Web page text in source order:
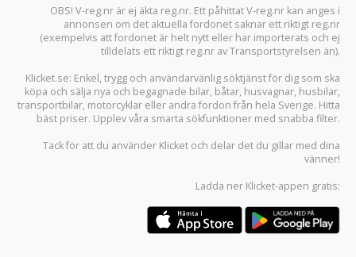
OBS! V-reg.nr är ej äkta reg.nr. Ett påhittat V-reg.nr kan anges i
annonsen om det aktuella fordonet saknar ett riktigt reg.nr
(exempelvis att fordonet är helt nytt eller har importerats och ej
tilldelats ett riktigt reg.nr av Transportstyrelsen än).
Klicket.se: Enkel, trygg och användarvänlig söktjänst för dig som ska
köpa och sälja nya och begagnade bilar, båtar, husvagnar, husbilar,
transportbilar, motorcyklar eller andra fordon från hela Sverige. Hitta
bäst priser. Upplev våra smarta sökfunktioner med snabba filter.
Tack för att du använder Klicket och delar det du gillar med dina
vänner!
Ladda ner Klicket-appen gratis: